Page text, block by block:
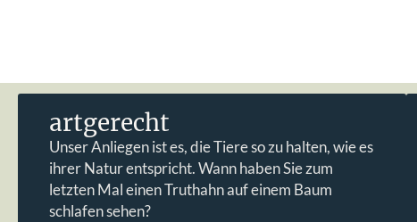
artgerecht
Unser Anliegen ist es, die Tiere so zu halten, wie es
ihrer Natur entspricht. Wann haben Sie zum
letzten Mal einen Truthahn auf einem Baum
schlafen sehen?